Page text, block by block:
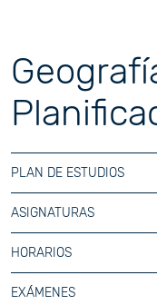
PLAN DE ESTUDIOS
ASIGNATURAS
HORARIOS
EXÁMENES